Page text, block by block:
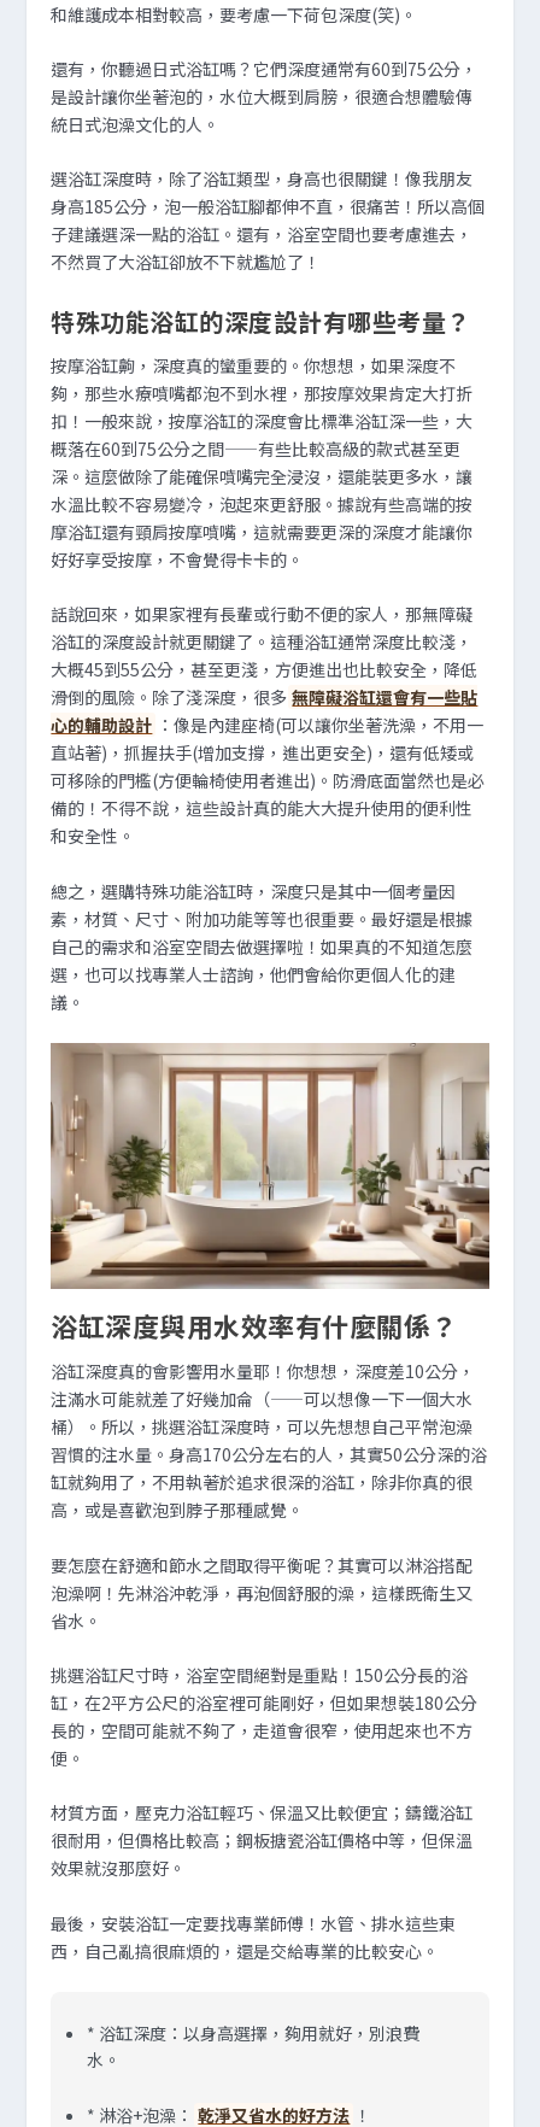
和維護成本相對較高，要考慮一下荷包深度(笑)。
還有，你聽過日式浴缸嗎？它們深度通常有60到75公分，
是設計讓你坐著泡的，水位大概到肩膀，很適合想體驗傳
統日式泡澡文化的人。
選浴缸深度時，除了浴缸類型，身高也很關鍵！像我朋友
身高185公分，泡一般浴缸腳都伸不直，很痛苦！所以高個
子建議選深一點的浴缸。還有，浴室空間也要考慮進去，
不然買了大浴缸卻放不下就尷尬了！
特殊功能浴缸的深度設計有哪些考量？
按摩浴缸齁，深度真的蠻重要的。你想想，如果深度不
夠，那些水療噴嘴都泡不到水裡，那按摩效果肯定大打折
扣！一般來說，按摩浴缸的深度會比標準浴缸深一些，大
概落在60到75公分之間——有些比較高級的款式甚至更
深。這麼做除了能確保噴嘴完全浸沒，還能裝更多水，讓
水溫比較不容易變冷，泡起來更舒服。據說有些高端的按
摩浴缸還有頸肩按摩噴嘴，這就需要更深的深度才能讓你
好好享受按摩，不會覺得卡卡的。
話說回來，如果家裡有長輩或行動不便的家人，那無障礙
浴缸的深度設計就更關鍵了。這種浴缸通常深度比較淺，
大概45到55公分，甚至更淺，方便進出也比較安全，降低
滑倒的風險。除了淺深度，很多 無障礙浴缸還會有一些貼
心的輔助設計 ：像是內建座椅(可以讓你坐著洗澡，不用一
直站著)，抓握扶手(增加支撐，進出更安全)，還有低矮或
可移除的門檻(方便輪椅使用者進出)。防滑底面當然也是必
備的！不得不說，這些設計真的能大大提升使用的便利性
和安全性。
總之，選購特殊功能浴缸時，深度只是其中一個考量因
素，材質、尺寸、附加功能等等也很重要。最好還是根據
自己的需求和浴室空間去做選擇啦！如果真的不知道怎麼
選，也可以找專業人士諮詢，他們會給你更個人化的建
議。
浴缸深度與用水效率有什麼關係？
浴缸深度真的會影響用水量耶！你想想，深度差10公分，
注滿水可能就差了好幾加侖（——可以想像一下一個大水
桶）。所以，挑選浴缸深度時，可以先想想自己平常泡澡
習慣的注水量。身高170公分左右的人，其實50公分深的浴
缸就夠用了，不用執著於追求很深的浴缸，除非你真的很
高，或是喜歡泡到脖子那種感覺。
要怎麼在舒適和節水之間取得平衡呢？其實可以淋浴搭配
泡澡啊！先淋浴沖乾淨，再泡個舒服的澡，這樣既衛生又
省水。
挑選浴缸尺寸時，浴室空間絕對是重點！150公分長的浴
缸，在2平方公尺的浴室裡可能剛好，但如果想裝180公分
長的，空間可能就不夠了，走道會很窄，使用起來也不方
便。
材質方面，壓克力浴缸輕巧、保溫又比較便宜；鑄鐵浴缸
很耐用，但價格比較高；鋼板搪瓷浴缸價格中等，但保溫
效果就沒那麼好。
最後，安裝浴缸一定要找專業師傅！水管、排水這些東
西，自己亂搞很麻煩的，還是交給專業的比較安心。
* 浴缸深度：以身高選擇，夠用就好，別浪費
水。
* 淋浴+泡澡： 乾淨又省水的好方法 ！